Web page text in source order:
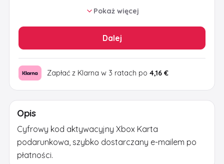
€ 15 € 20
Pokaż więcej
Dalej
Zapłać z Klarna w 3 ratach po 4,16 €
Opis
Cyfrowy kod aktywacyjny Xbox Karta
podarunkowa, szybko dostarczany e-mailem po
płatności.